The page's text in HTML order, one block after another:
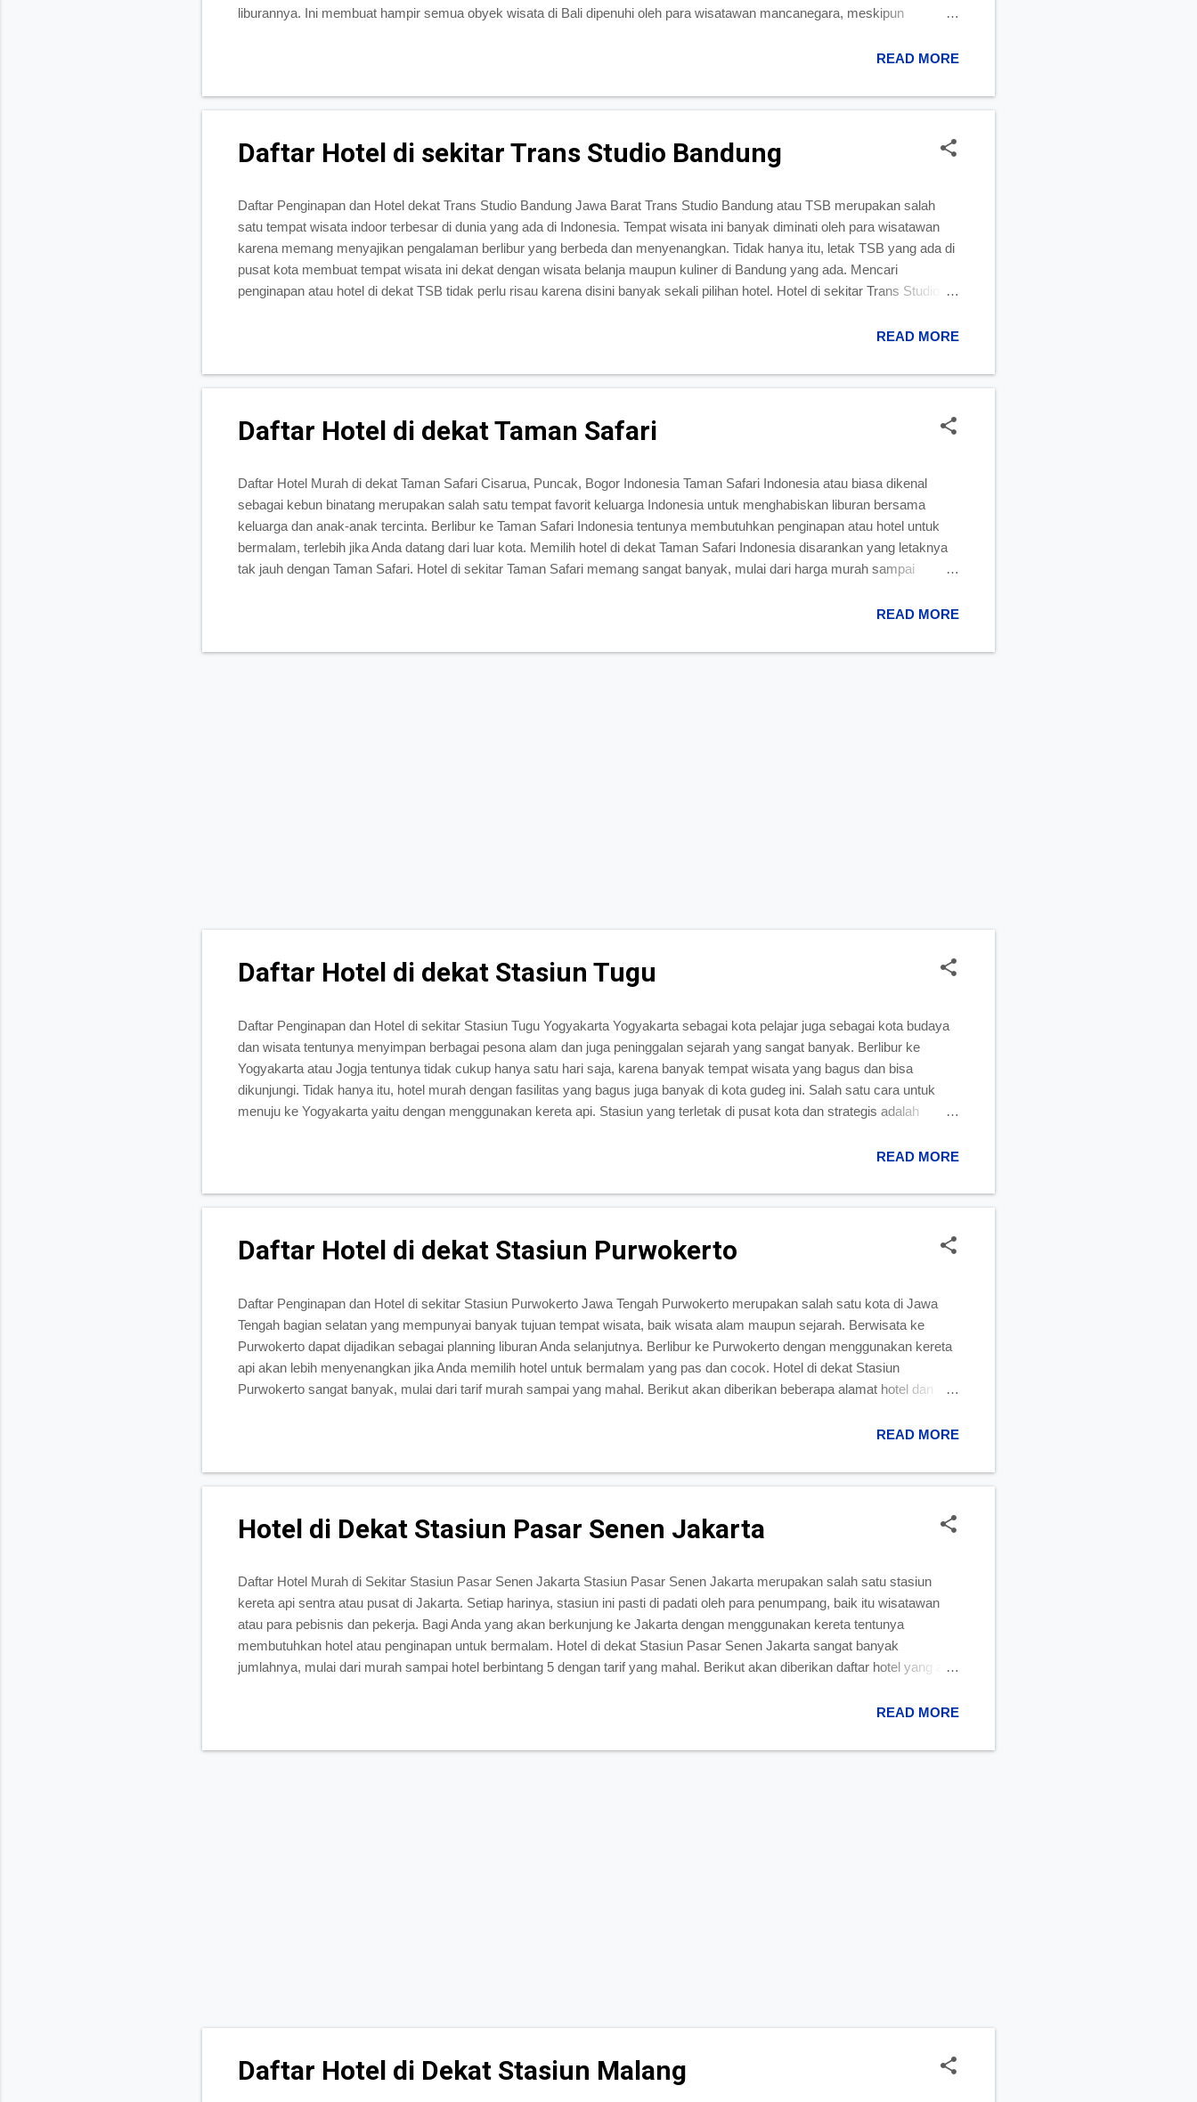
liburannya. Ini membuat hampir semua obyek wisata di Bali dipenuhi oleh para wisatawan mancanegara, meskipun
Kintamani, Tanah Lot, Bedugul adalah beberapa dari sekian banyak tujuan wisata di pulau Bali yang paling sering dikunjungi.
memiliki kuliner khas yang sangat lezat antara lain ayam bumbu bali, ayam betutu...
READ MORE
Daftar Hotel di sekitar Trans Studio Bandung
Daftar Penginapan dan Hotel dekat Trans Studio Bandung Jawa Barat Trans Studio Bandung atau TSB merupakan salah
satu tempat wisata indoor terbesar di dunia yang ada di Indonesia. Tempat wisata ini banyak diminati oleh para wisatawan
karena memang menyajikan pengalaman berlibur yang berbeda dan menyenangkan. Tidak hanya itu, letak TSB yang ada di
pusat kota membuat tempat wisata ini dekat dengan wisata belanja maupun kuliner di Bandung yang ada. Mencari
penginapan atau hotel di dekat TSB tidak perlu risau karena disini banyak sekali pilihan hotel. Hotel di sekitar Trans Studio
Indah Hotel Bali Indah merupakan hotel termurah yang ada di sekitar Trans Studio Bandung. Hotel ini terletak di Jl. BKR No
Selain itu, pelayanannya juga memuaskan. Hotel i...
READ MORE
Daftar Hotel di dekat Taman Safari
Daftar Hotel Murah di dekat Taman Safari Cisarua, Puncak, Bogor Indonesia Taman Safari Indonesia atau biasa dikenal
sebagai kebun binatang merupakan salah satu tempat favorit keluarga Indonesia untuk menghabiskan liburan bersama
keluarga dan anak-anak tercinta. Berlibur ke Taman Safari Indonesia tentunya membutuhkan penginapan atau hotel untuk
bermalam, terlebih jika Anda datang dari luar kota. Memilih hotel di dekat Taman Safari Indonesia disarankan yang letaknya
tak jauh dengan Taman Safari. Hotel di sekitar Taman Safari memang sangat banyak, mulai dari harga murah sampai
berikut kami sajikan daftar nama serta tarif hotel dan penginapan yang ada di sekitar Taman Safari Indonesia yang letaknya
dengan harga yang paling murah dan juga dekat dengan Taman S...
READ MORE
Daftar Hotel di dekat Stasiun Tugu
Daftar Penginapan dan Hotel di sekitar Stasiun Tugu Yogyakarta Yogyakarta sebagai kota pelajar juga sebagai kota budaya
dan wisata tentunya menyimpan berbagai pesona alam dan juga peninggalan sejarah yang sangat banyak. Berlibur ke
Yogyakarta atau Jogja tentunya tidak cukup hanya satu hari saja, karena banyak tempat wisata yang bagus dan bisa
dikunjungi. Tidak hanya itu, hotel murah dengan fasilitas yang bagus juga banyak di kota gudeg ini. Salah satu cara untuk
menuju ke Yogyakarta yaitu dengan menggunakan kereta api. Stasiun yang terletak di pusat kota dan strategis adalah
hotel di dekat Stasiun Tugu yang bisa dijadikan sebagai pilihan tempat bermalam. Berikut daftar hotel yang alamatnya di
Hotel yang terletak di pusat kota ini sangat dekat dengan ber...
READ MORE
Daftar Hotel di dekat Stasiun Purwokerto
Daftar Penginapan dan Hotel di sekitar Stasiun Purwokerto Jawa Tengah Purwokerto merupakan salah satu kota di Jawa
Tengah bagian selatan yang mempunyai banyak tujuan tempat wisata, baik wisata alam maupun sejarah. Berwisata ke
Purwokerto dapat dijadikan sebagai planning liburan Anda selanjutnya. Berlibur ke Purwokerto dengan menggunakan kereta
api akan lebih menyenangkan jika Anda memilih hotel untuk bermalam yang pas dan cocok. Hotel di dekat Stasiun
Purwokerto sangat banyak, mulai dari tarif murah sampai yang mahal. Berikut akan diberikan beberapa alamat hotel dan
dengan stasiun kereta Purwokerto. Ketika Anda keluar dari stasiun, tengok sebelah kanan Anda, dan dengan mudahnya
Harga yang ditawarkan oleh hotel ini sangat terjangkau dengan pelayanan...
READ MORE
Hotel di Dekat Stasiun Pasar Senen Jakarta
Daftar Hotel Murah di Sekitar Stasiun Pasar Senen Jakarta Stasiun Pasar Senen Jakarta merupakan salah satu stasiun
kereta api sentra atau pusat di Jakarta. Setiap harinya, stasiun ini pasti di padati oleh para penumpang, baik itu wisatawan
atau para pebisnis dan pekerja. Bagi Anda yang akan berkunjung ke Jakarta dengan menggunakan kereta tentunya
membutuhkan hotel atau penginapan untuk bermalam. Hotel di dekat Stasiun Pasar Senen Jakarta sangat banyak
jumlahnya, mulai dari murah sampai hotel berbintang 5 dengan tarif yang mahal. Berikut akan diberikan daftar hotel yang ada
dengan Stasiun Senen Jakarta. Alamat hotel ini terletak di Jl. Senen Raya yang termasuk hotel low cost atau hotel dengan
bisa mendapatkan fasilitas yang modern dan lengka...
READ MORE
Daftar Hotel di Dekat Stasiun Malang